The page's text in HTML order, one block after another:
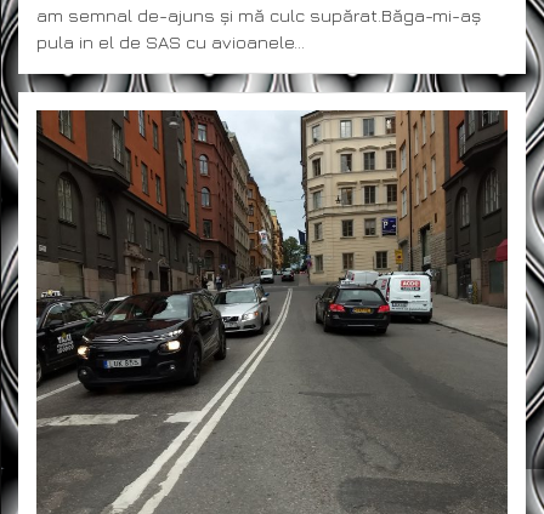
am semnal de-ajuns și mă culc supărat.Băga-mi-aș
pula in el de SAS cu avioanele…